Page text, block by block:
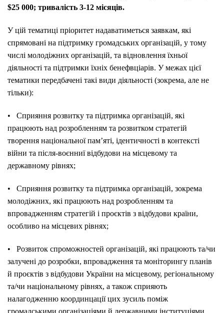
$25 000; тривалість 3-12 місяців.
У цій тематиці пріоритет надаватиметься заявкам, які
спрямовані на підтримку громадських організацій, у тому
числі молодіжних організацій, та відновлення їхньої
діяльності та підтримки їхніх бенефвціарів. У межах цієї
тематики передбачені такі види діяльності (зокрема, але не
тільки):
• Сприяння розвитку та підтримка організацій, які
працюють над розробленням та розвитком стратегій
творення національної пам’яті, ідентичності в контексті
війни та після-воєнниї відбудови на місцевому та
державному рівнях;
• Сприяння розвитку та підтримка організацій, зокрема
молодіжних, які працюють над розробленням та
впровадженням стратегій і проєктів з відбудови країни,
особливо на місцевих рівнях;
• Розвиток спроможностей організацій, які працюють та/чи
залучені до розробки, впровадження та моніторингу планів
й проєктів з відбудови України на місцевому, регіональному
та/чи національному рівнях, а також сприяють
налагодженню координцації цих зусиль поміж
громадськими організаціями й державними інституціями.